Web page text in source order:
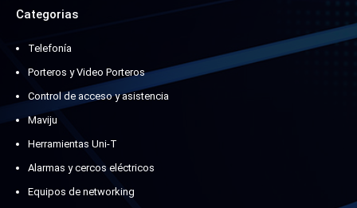
Categorias
Telefonía
Porteros y Video Porteros
Control de acceso y asistencia
Maviju
Herramientas Uni-T
Alarmas y cercos eléctricos
Equipos de networking